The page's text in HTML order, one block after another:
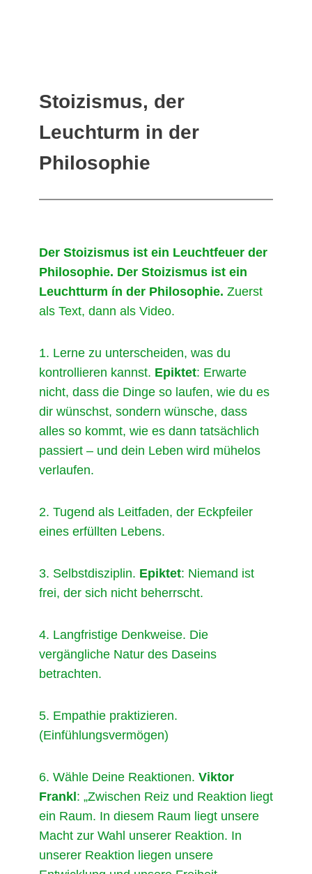
Stoizismus, der
Leuchturm in der
Philosophie
Der Stoizismus ist ein Leuchtfeuer der
Philosophie. Der Stoizismus ist ein
Leuchtturm ín der Philosophie. Zuerst
als Text, dann als Video.
1. Lerne zu unterscheiden, was du
kontrollieren kannst. Epiktet: Erwarte
nicht, dass die Dinge so laufen, wie du es
dir wünschst, sondern wünsche, dass
alles so kommt, wie es dann tatsächlich
passiert – und dein Leben wird mühelos
verlaufen.
2. Tugend als Leitfaden, der Eckpfeiler
eines erfüllten Lebens.
3. Selbstdisziplin. Epiktet: Niemand ist
frei, der sich nicht beherrscht.
4. Langfristige Denkweise. Die
vergängliche Natur des Daseins
betrachten.
5. Empathie praktizieren.
(Einfühlungsvermögen)
6. Wähle Deine Reaktionen. Viktor
Frankl: „Zwischen Reiz und Reaktion liegt
ein Raum. In diesem Raum liegt unsere
Macht zur Wahl unserer Reaktion. In
unserer Reaktion liegen unsere